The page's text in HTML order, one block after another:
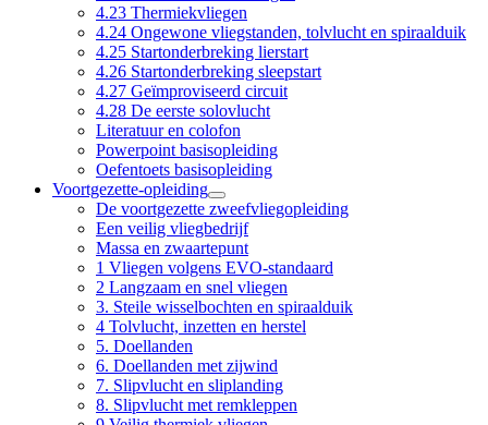
4.23 Thermiekvliegen
4.24 Ongewone vliegstanden, tolvlucht en spiraalduik
4.25 Startonderbreking lierstart
4.26 Startonderbreking sleepstart
4.27 Geïmproviseerd circuit
4.28 De eerste solovlucht
Literatuur en colofon
Powerpoint basisopleiding
Oefentoets basisopleiding
Voortgezette-opleiding
De voortgezette zweefvliegopleiding
Een veilig vliegbedrijf
Massa en zwaartepunt
1 Vliegen volgens EVO-standaard
2 Langzaam en snel vliegen
3. Steile wisselbochten en spiraalduik
4 Tolvlucht, inzetten en herstel
5. Doellanden
6. Doellanden met zijwind
7. Slipvlucht en sliplanding
8. Slipvlucht met remkleppen